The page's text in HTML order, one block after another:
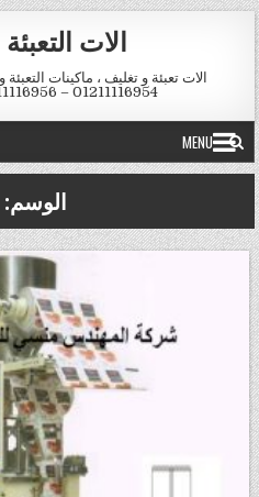
Skip to content
الات
الات تعبئة و تغليف ، ماكينات
01211116954 – 01211116956 – 01211116958
MENU
الوسم: